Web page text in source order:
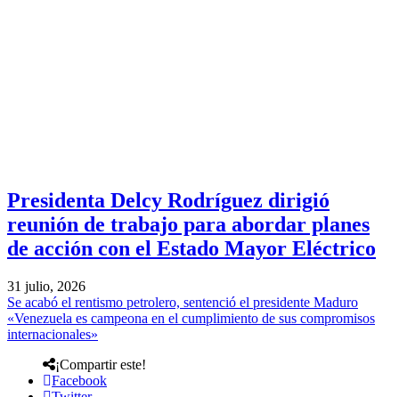
Presidenta Delcy Rodríguez dirigió
reunión de trabajo para abordar planes
de acción con el Estado Mayor Eléctrico
31 julio, 2026
Se acabó el rentismo petrolero, sentenció el presidente Maduro
«Venezuela es campeona en el cumplimiento de sus compromisos
internacionales»
¡Compartir este!
Facebook